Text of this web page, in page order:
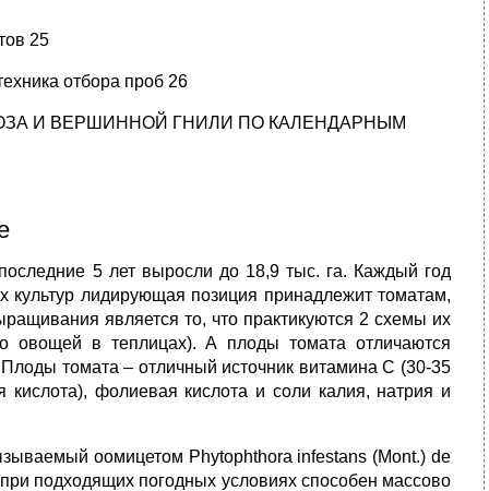
25
отбора проб 26
И ВЕРШИННОЙ ГНИЛИ ПО КАЛЕНДАРНЫМ
5 лет выросли до 18,9 тыс. га. Каждый год
лидирующая позиция принадлежит томатам,
является то, что практикуются 2 схемы их
овощей в теплицах). А плоды томата отличаются
томата – отличный источник витамина С (30-35
фолиевая кислота и соли калия, натрия и
оомицетом Phytophthora infestans (Mont.) de
подходящих погодных условиях способен массово